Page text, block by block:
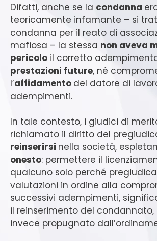
Difatti, anche se la condanna
teoricamente infamante – si
condanna per il reato di
mafiosa – la stessa non aveva
pericolo il corretto
prestazioni future, né
l’affidamento del datore di
adempimenti.
In tale contesto, i giudici di
richiamato il diritto del
reinserirsi nella società,
onesto: permettere il
qualcuno solo perché
valutazioni in ordine alla
successivi adempimenti,
il reinserimento del condannato,
invece propugnato